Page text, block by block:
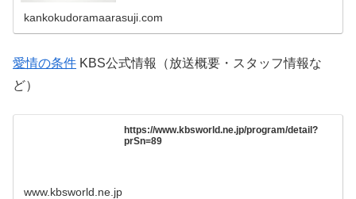
kankokudoramaarasuji.com
愛情の条件 KBS公式情報（放送概要・スタッフ情報な
ど）
https://www.kbsworld.ne.jp/program/detail?
prSn=89
www.kbsworld.ne.jp